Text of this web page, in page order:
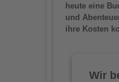
heute eine
und
ihre Kosten
Wir